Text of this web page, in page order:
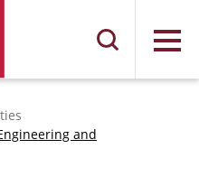
Menu
and